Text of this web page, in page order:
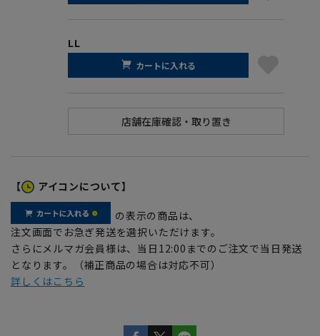
LL
カートに入れる
【 アイコンについて】
の表示の商品は、
注文画面でお急ぎ発送を選択いただけます。
さらにメルマガ会員様は、当日12:00までのご注文で当日発送
となります。（補正商品の場合は対応不可）
詳しくはこちら